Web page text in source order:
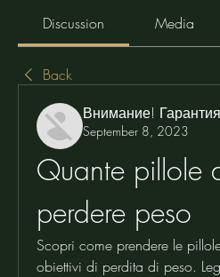
Discussion Media
Back
Внимание!
September 8, 2023
Quante pillole
perdere peso
Scopri come prendere le
obiettivi di perdita di peso.